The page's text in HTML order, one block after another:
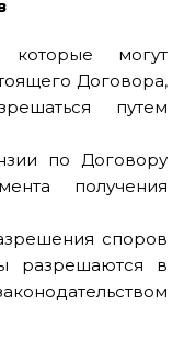
могут
Договора,
путем
по Договору
получения
споров
разрешаются в